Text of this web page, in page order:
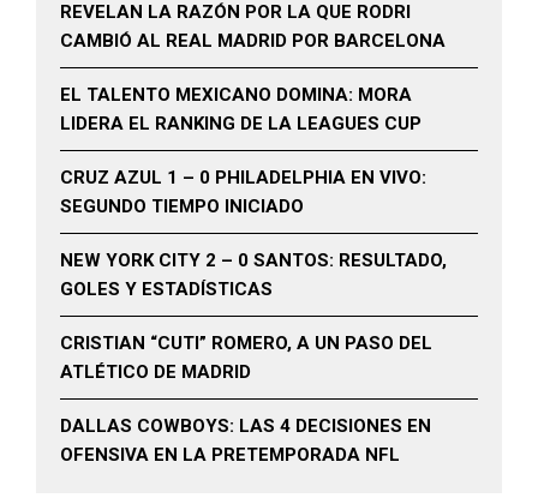
REVELAN LA RAZÓN POR LA QUE RODRI
CAMBIÓ AL REAL MADRID POR BARCELONA
EL TALENTO MEXICANO DOMINA: MORA
LIDERA EL RANKING DE LA LEAGUES CUP
CRUZ AZUL 1 – 0 PHILADELPHIA EN VIVO:
SEGUNDO TIEMPO INICIADO
NEW YORK CITY 2 – 0 SANTOS: RESULTADO,
GOLES Y ESTADÍSTICAS
CRISTIAN “CUTI” ROMERO, A UN PASO DEL
ATLÉTICO DE MADRID
DALLAS COWBOYS: LAS 4 DECISIONES EN
OFENSIVA EN LA PRETEMPORADA NFL